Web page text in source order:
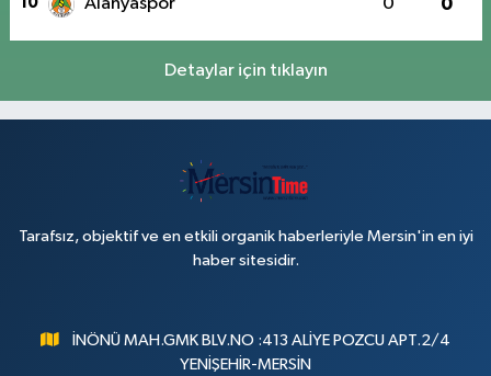
Alanyaspor 0 0
Detaylar için tıklayın
Tarafsız, objektif ve en etkili organik haberleriyle Mersin'in en iyi
haber sitesidir.
İNÖNÜ MAH.GMK BLV.NO :413 ALİYE POZCU APT.2/4
YENİŞEHİR-MERSİN